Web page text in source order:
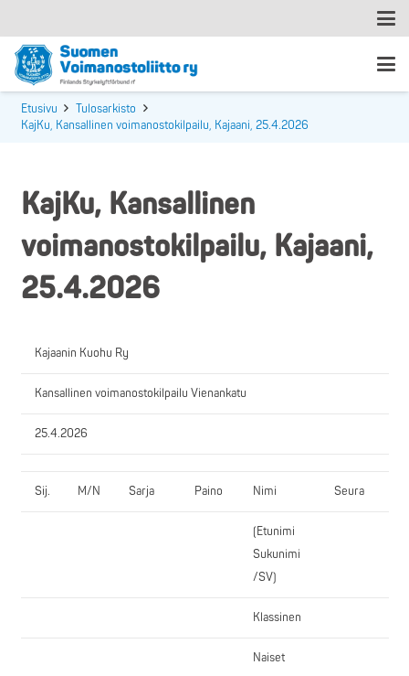
Etusivu
Tulosarkisto
KajKu, Kansallinen voimanostokilpailu, Kajaani, 25.4.2026
KajKu, Kansallinen
voimanostokilpailu, Kajaani,
25.4.2026
Kajaanin Kuohu Ry
Kansallinen voimanostokilpailu Vienankatu
25.4.2026
Sij. M/N Sarja Paino Nimi Seura
(Etunimi
Sukunimi
/SV)
Klassinen
Naiset